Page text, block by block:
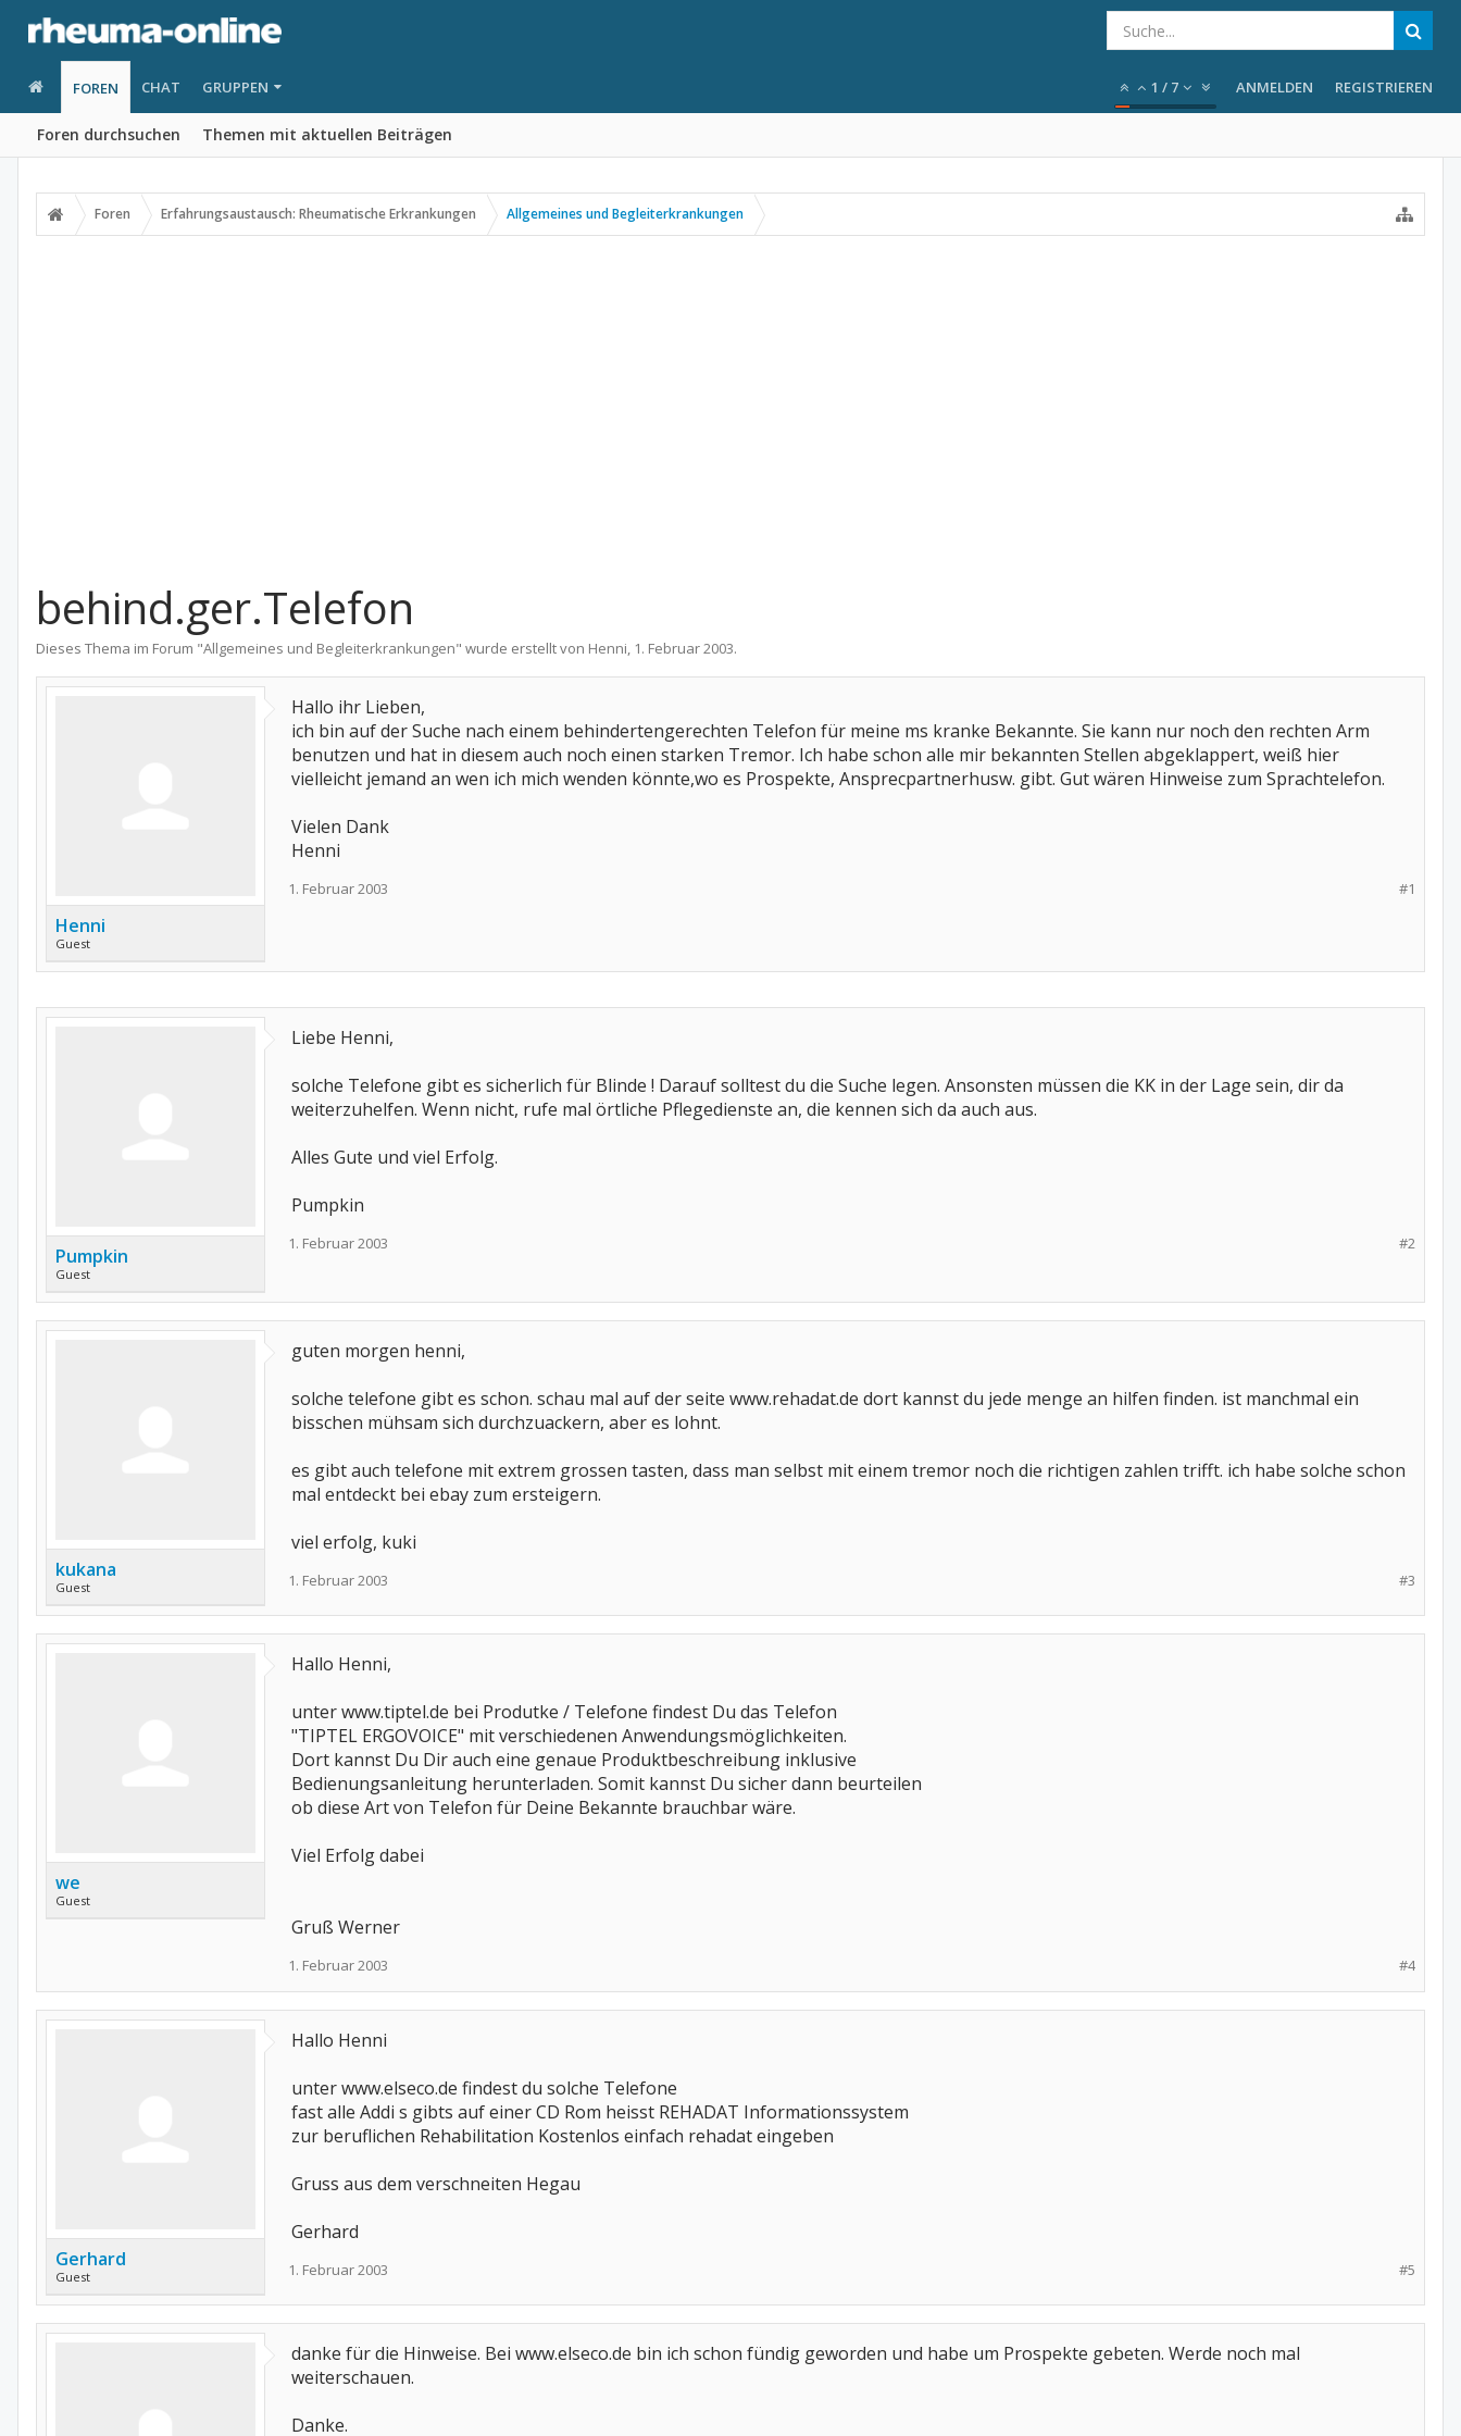
FOREN
Foren durchsuchen Themen mit aktuellen Beiträgen
CHAT GRUPPEN 1 / 7 ANMELDEN REGISTRIEREN
Foren Erfahrungsaustausch: Rheumatische Erkrankungen Allgemeines und Begleiterkrankungen
behind.ger.Telefon
Dieses Thema im Forum "Allgemeines und Begleiterkrankungen" wurde erstellt von Henni, 1. Februar 2003.
Henni
Guest
Hallo ihr Lieben,
ich bin auf der Suche nach einem behindertengerechten Telefon für meine ms kranke Bekannte. Sie kann nur noch den rechten Arm
benutzen und hat in diesem auch noch einen starken Tremor. Ich habe schon alle mir bekannten Stellen abgeklappert, weiß hier
vielleicht jemand an wen ich mich wenden könnte,wo es Prospekte, Ansprecpartnerhusw. gibt. Gut wären Hinweise zum Sprachtelefon.
Vielen Dank
Henni
#1
1. Februar 2003
Pumpkin
Guest
Liebe Henni,
solche Telefone gibt es sicherlich für Blinde ! Darauf solltest du die Suche legen. Ansonsten müssen die KK in der Lage sein, dir da
weiterzuhelfen. Wenn nicht, rufe mal örtliche Pflegedienste an, die kennen sich da auch aus.
Alles Gute und viel Erfolg.
Pumpkin
#2
1. Februar 2003
kukana
Guest
guten morgen henni,
solche telefone gibt es schon. schau mal auf der seite www.rehadat.de dort kannst du jede menge an hilfen finden. ist manchmal ein
bisschen mühsam sich durchzuackern, aber es lohnt.
es gibt auch telefone mit extrem grossen tasten, dass man selbst mit einem tremor noch die richtigen zahlen trifft. ich habe solche schon
mal entdeckt bei ebay zum ersteigern.
viel erfolg, kuki
#3
1. Februar 2003
we
Guest
Hallo Henni,
unter www.tiptel.de bei Produtke / Telefone findest Du das Telefon
"TIPTEL ERGOVOICE" mit verschiedenen Anwendungsmöglichkeiten.
Dort kannst Du Dir auch eine genaue Produktbeschreibung inklusive
Bedienungsanleitung herunterladen. Somit kannst Du sicher dann beurteilen
ob diese Art von Telefon für Deine Bekannte brauchbar wäre.
Viel Erfolg dabei
Gruß Werner
#4
1. Februar 2003
Gerhard
Guest
Hallo Henni
unter www.elseco.de findest du solche Telefone
fast alle Addi s gibts auf einer CD Rom heisst REHADAT Informationssystem
zur beruflichen Rehabilitation Kostenlos einfach rehadat eingeben
Gruss aus dem verschneiten Hegau
Gerhard
#5
1. Februar 2003
danke für die Hinweise. Bei www.elseco.de bin ich schon fündig geworden und habe um Prospekte gebeten. Werde noch mal
weiterschauen.
Danke.